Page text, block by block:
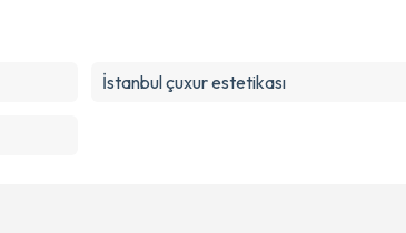
İstanbul çuxur estetikası